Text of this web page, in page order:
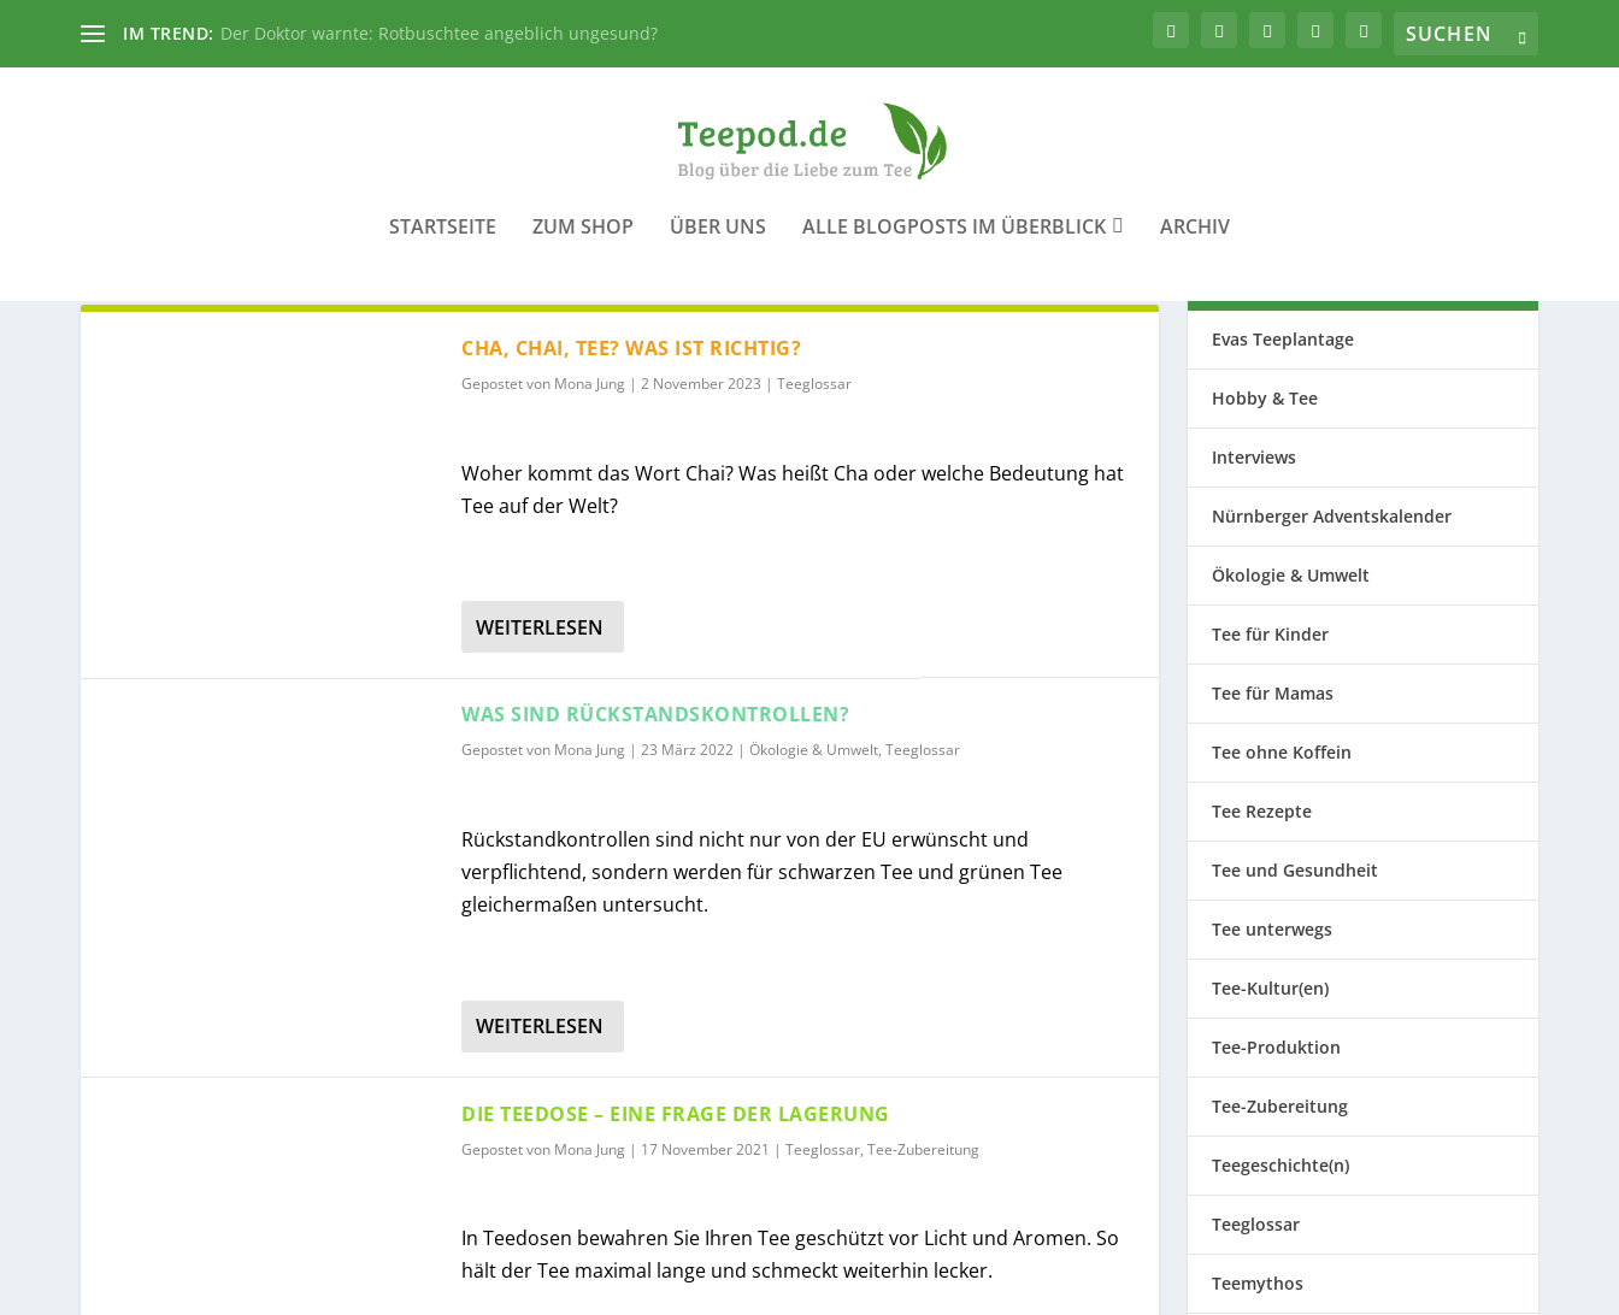
IM TREND: Der Doktor warnte: Rotbuschtee angeblich ungesund?
STARTSEITE ZUM SHOP ÜBER UNS ALLE BLOGPOSTS IM ÜBERBLICK ARCHIV
CHA, CHAI, TEE? WAS IST RICHTIG?
Gepostet von Mona Jung |2 November 2023 |Teeglossar
Woher kommt das Wort Chai? Was heißt Cha oder welche Bedeutung hat
Tee auf der Welt?
WEITERLESEN
WAS SIND RÜCKSTANDSKONTROLLEN?
Gepostet von Mona Jung |23 März 2022 |Ökologie & Umwelt,Teeglossar
Rückstandkontrollen sind nicht nur von der EU erwünscht und
verpflichtend, sondern werden für schwarzen Tee und grünen Tee
gleichermaßen untersucht.
WEITERLESEN
DIE TEEDOSE – EINE FRAGE DER LAGERUNG
Gepostet von Mona Jung | 17 November 2021 |Teeglossar,Tee-Zubereitung
In Teedosen bewahren Sie Ihren Tee geschützt vor Licht und Aromen. So
hält der Tee maximal lange und schmeckt weiterhin lecker.
Evas Teeplantage
Hobby & Tee
Interviews
Nürnberger Adventskalender
Ökologie & Umwelt
Tee für Kinder
Tee für Mamas
Tee ohne Koffein
Tee Rezepte
Tee und Gesundheit
Tee unterwegs
Tee-Kultur(en)
Tee-Produktion
Tee-Zubereitung
Teegeschichte(n)
Teeglossar
Teemythos